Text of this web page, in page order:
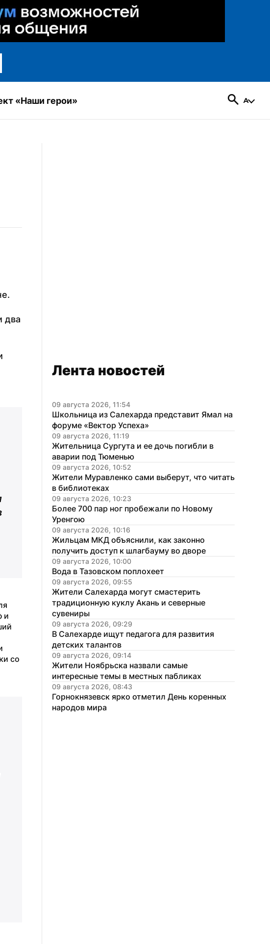
«Наши герои»
два
и
со
Лента новостей
09 августа 2026, 11:54
Школьница из Салехарда представит Ямал на
форуме «Вектор Успеха»
09 августа 2026, 11:19
Жительница Сургута и ее дочь погибли в
аварии под Тюменью
09 августа 2026, 10:52
Жители Муравленко сами выберут, что читать
в библиотеках
09 августа 2026, 10:23
Более 700 пар ног пробежали по Новому
Уренгою
09 августа 2026, 10:16
Жильцам МКД объяснили, как законно
получить доступ к шлагбауму во дворе
09 августа 2026, 10:00
Вода в Тазовском поплохеет
09 августа 2026, 09:55
Жители Салехарда могут смастерить
традиционную куклу Акань и северные
сувениры
09 августа 2026, 09:29
В Салехарде ищут педагога для развития
детских талантов
09 августа 2026, 09:14
Жители Ноябрьска назвали самые
интересные темы в местных пабликах
09 августа 2026, 08:43
Горнокнязевск ярко отметил День коренных
народов мира